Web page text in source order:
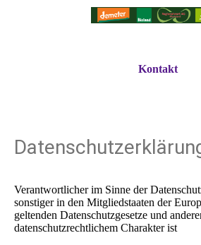
Kontakt
Verantwortlicher im Sinne der
sonstiger in den Mitgliedstaaten der
geltenden Datenschutzgesetze und
datenschutzrechtlichem Charakter ist